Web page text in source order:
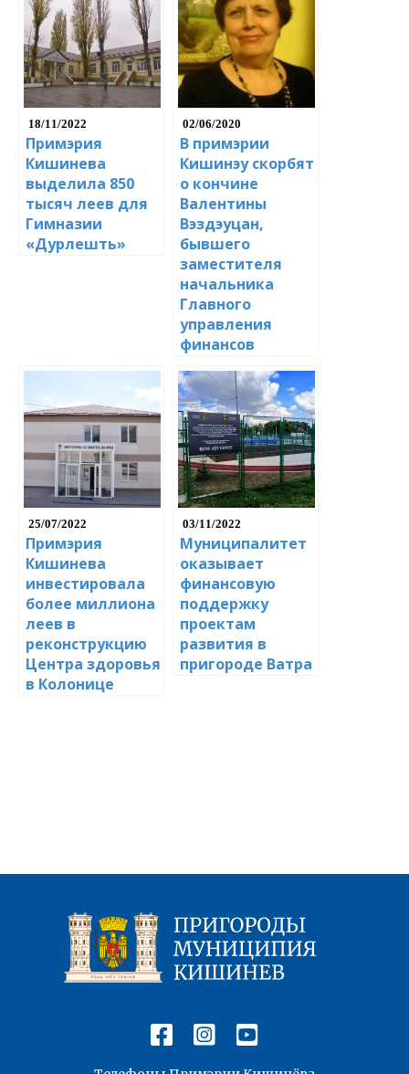
18/11/2022
Примэрия
Кишинева
выделила 850
тысяч леев для
Гимназии
«Дурлешть»
02/06/2020
В примэрии
Кишинэу скорбят
о кончине
Валентины
Вэздэуцан,
бывшего
заместителя
начальника
Главного
управления
финансов
25/07/2022
Примэрия
Кишинева
инвестировала
более миллиона
леев в
реконструкцию
Центра здоровья
в Колонице
03/11/2022
Муниципалитет
оказывает
финансовую
поддержку
проектам
развития в
пригороде Ватра